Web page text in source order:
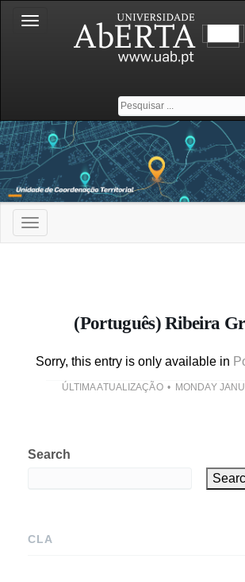
Toggle
navigation
Toggle
navigation
(Português) Ribeira
Sorry, this entry is only available in
ÚLTIMA ATUALIZAÇÃO MONDAY
Search
CLA